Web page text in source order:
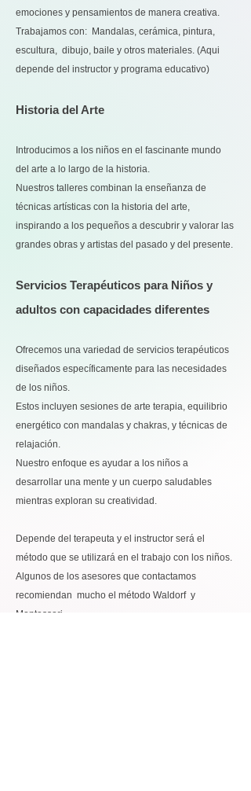
emociones y pensamientos de manera creativa.
Trabajamos con: Mandalas, cerámica, pintura,
escultura, dibujo, baile y otros materiales. (Aqui
depende del instructor y programa educativo)
Historia del Arte
Introducimos a los niños en el fascinante mundo
del arte a lo largo de la historia.
Nuestros talleres combinan la enseñanza de
técnicas artísticas con la historia del arte,
inspirando a los pequeños a descubrir y valorar las
grandes obras y artistas del pasado y del presente.
Servicios Terapéuticos para Niños y
adultos con capacidades diferentes
Ofrecemos una variedad de servicios terapéuticos
diseñados específicamente para las necesidades
de los niños.
Estos incluyen sesiones de arte terapia, equilibrio
energético con mandalas y chakras, y técnicas de
relajación.
Nuestro enfoque es ayudar a los niños a
desarrollar una mente y un cuerpo saludables
mientras exploran su creatividad.
Depende del terapeuta y el instructor será el
método que se utilizará en el trabajo con los niños.
Algunos de los asesores que contactamos
recomiendan mucho el método Waldorf y
Montessori.